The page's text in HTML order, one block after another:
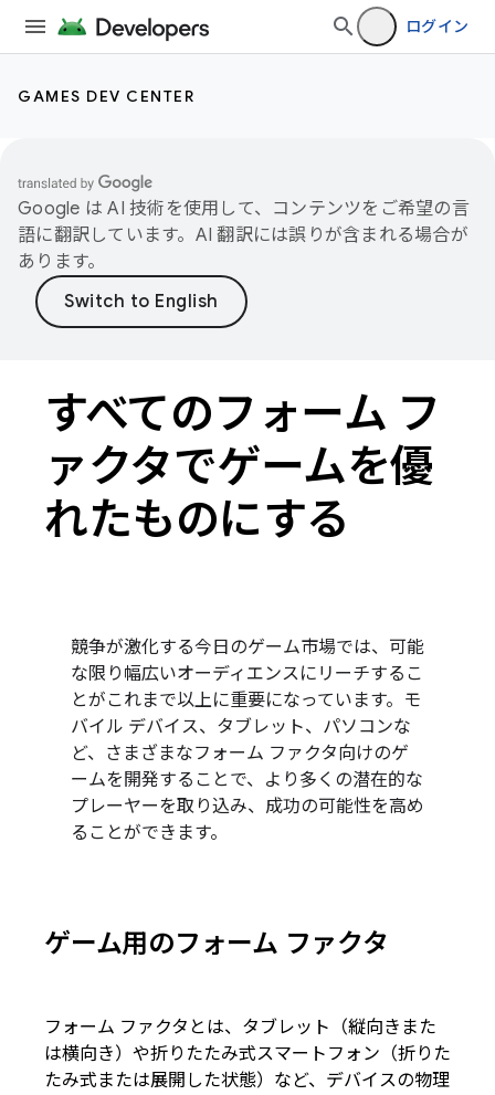
ログイン
GAMES DEV CENTER
Google は AI 技術を使用して、コンテンツをご希望の言
語に翻訳しています。AI 翻訳には誤りが含まれる場合が
あります。
すべてのフォーム フ
ァクタでゲームを優
れたものにする
競争が激化する今日のゲーム市場では、可能
な限り幅広いオーディエンスにリーチするこ
とがこれまで以上に重要になっています。モ
バイル デバイス、タブレット、パソコンな
ど、さまざまなフォーム ファクタ向けのゲ
ームを開発することで、より多くの潜在的な
プレーヤーを取り込み、成功の可能性を高め
ることができます。
ゲーム用のフォーム ファクタ
フォーム ファクタとは、タブレット（縦向きまた
は横向き）や折りたたみ式スマートフォン（折りた
たみ式または展開した状態）など、デバイスの物理